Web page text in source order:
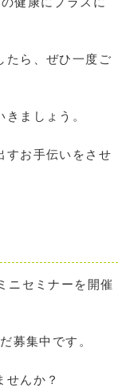
たら、ぜひ一度ご
ましょう。
すお手伝いをさせ
ニセミナーを開催
募集中です。
せんか？